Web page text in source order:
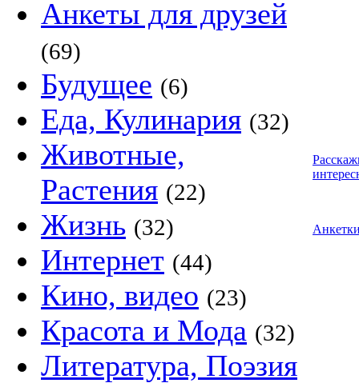
Анкеты для друзей
(69)
Будущее (6)
Еда, Кулинария (32)
Животные,
Растения (22)
Жизнь (32)
Интернет (44)
Кино, видео (23)
Красота и Мода (32)
Литература, Поэзия